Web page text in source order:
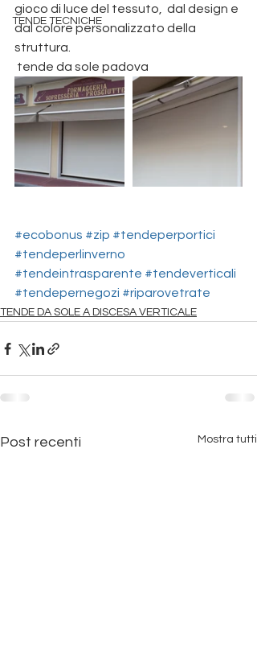
TENDE TECNICHE
gioco di luce del tessuto,  dal design e
dal colore personalizzato della
struttura.
tende da sole padova
#ecobonus #zip #tendeperportici
#tendeperlinverno
#tendeintrasparente #tendeverticali
#tendepernegozi #riparovetrate
TENDE DA SOLE A DISCESA VERTICALE
Post recenti Mostra tutti